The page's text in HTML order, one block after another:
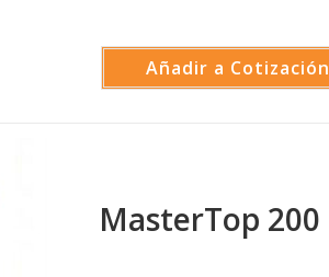
Añadir a Cotización
MasterTop 200